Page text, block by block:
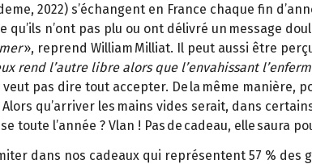
2022) s’échangent en France chaque fin
n’ont pas plu ou ont délivré un message
», reprend William Milliat. Il peut aussi être
rend l’autre libre alors que l’envahissant
pas dire tout accepter. De la même manière,
qu’arriver les mains vides serait, dans
l’année ? Vlan ! Pas de cadeau, elle saura
dans nos cadeaux qui représentent 57 %